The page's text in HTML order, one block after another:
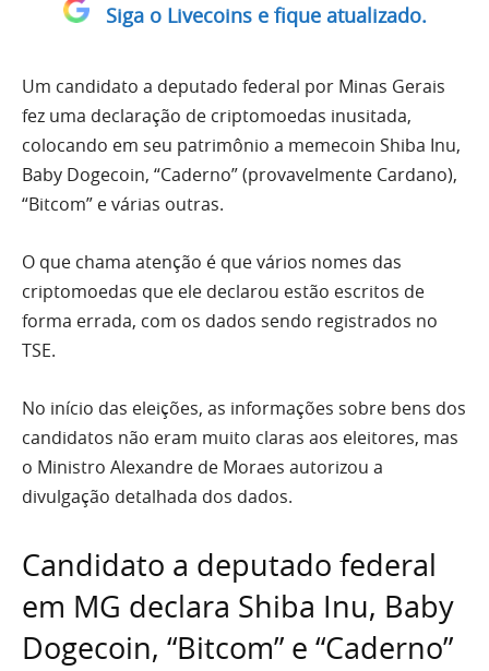
Siga o Livecoins e fique atualizado.
Um candidato a deputado federal por Minas Gerais
fez uma declaração de criptomoedas inusitada,
colocando em seu patrimônio a memecoin Shiba Inu,
Baby Dogecoin, “Caderno” (provavelmente Cardano),
“Bitcom” e várias outras.
O que chama atenção é que vários nomes das
criptomoedas que ele declarou estão escritos de
forma errada, com os dados sendo registrados no
TSE.
No início das eleições, as informações sobre bens dos
candidatos não eram muito claras aos eleitores, mas
o Ministro Alexandre de Moraes autorizou a
divulgação detalhada dos dados.
Candidato a deputado federal
em MG declara Shiba Inu, Baby
Dogecoin, “Bitcom” e “Caderno”